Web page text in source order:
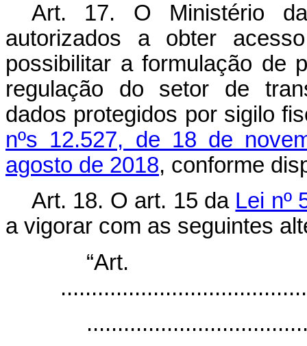
Art. 17. O Ministério
autorizados a obter
possibilitar a formulação de
regulação do setor de
dados protegidos por sigilo
nºs 12.527, de 18 de
agosto de 2018, conforme
Art. 18. O art. 15 da Lei nº
a vigorar com as seguintes